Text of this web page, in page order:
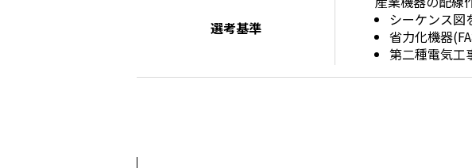
選考基準
シーケンス図
省力化機器
第二種電気工